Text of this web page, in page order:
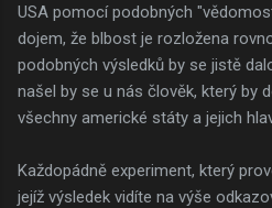
USA pomocí podobných
dojem, že blbost je rozložena
podobných výsledků by se jistě
našel by se u nás člověk, který by
všechny americké státy a jejich
Každopádně experiment, který
jejíž výsledek vidíte na výše